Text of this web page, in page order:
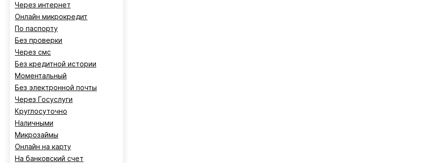
Через интернет
Онлайн микрокредит
По паспорту
Без проверки
Через смс
Без кредитной истории
Моментальный
Без электронной почты
Через Госуслуги
Круглосуточно
Наличными
Микрозаймы
Онлайн на карту
На банковский счет